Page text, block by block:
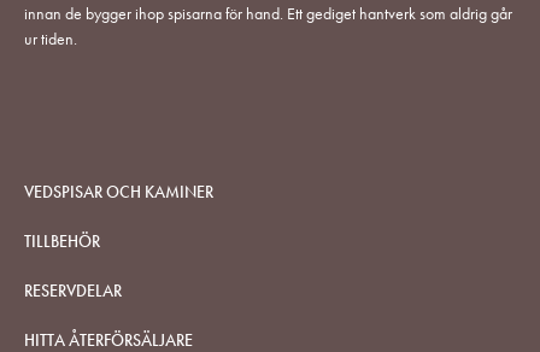
innan de bygger ihop spisarna för hand. Ett gediget hantverk som aldrig går
ur tiden.
VEDSPISAR OCH KAMINER
TILLBEHÖR
RESERVDELAR
HITTA ÅTERFÖRSÄLJARE